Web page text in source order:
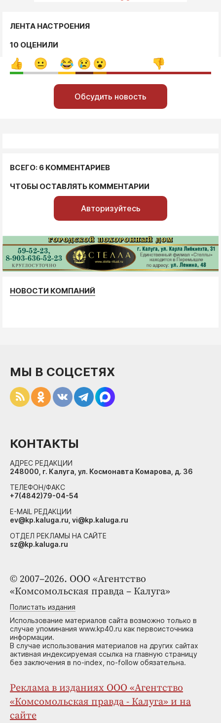
ЛЕНТА НАСТРОЕНИЯ
10 ОЦЕНИЛИ
Обсудить новость
ВСЕГО: 6 КОММЕНТАРИЕВ
ЧТОБЫ ОСТАВЛЯТЬ КОММЕНТАРИИ
Авторизуйтесь
НОВОСТИ КОМПАНИЙ
© 2007–2026. ООО «Агентство
«Комсомольская правда – Калуга»
Полистать издания
Использование материалов сайта возможно только в
случае упоминания www.kp40.ru как первоисточника
информации.
В случае использования материалов на других сайтах
активная индексируемая ссылка на главную страницу
без заключения в no-index, no-follow обязательна.
Реклама в изданиях ООО «Агентство
«Комсомольская правда - Калуга» и на
сайте
МЫ В СОЦСЕТЯХ
КОНТАКТЫ
АДРЕС РЕДАКЦИИ
248000, г. Калуга, ул. Космонавта Комарова, д. 36
ТЕЛЕФОН/ФАКС
+7(4842)79-04-54
E-MAIL РЕДАКЦИИ
ev@kp.kaluga.ru, vi@kp.kaluga.ru
ОТДЕЛ РЕКЛАМЫ НА САЙТЕ
sz@kp.kaluga.ru